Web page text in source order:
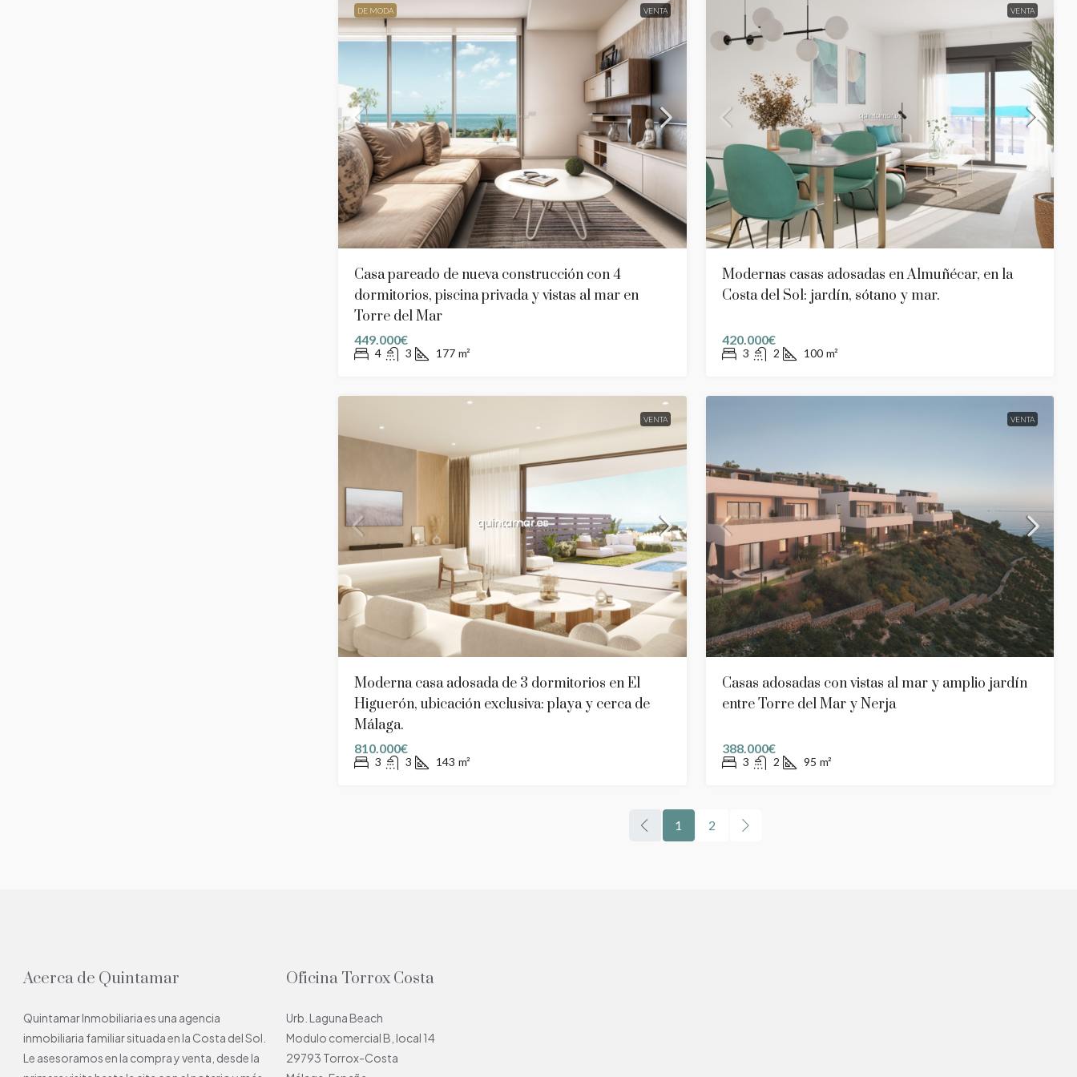
DE MODA VENTA
Casa pareado de nueva construcción con 4
dormitorios, piscina privada y vistas al mar en
Torre del Mar
449.000€
4 3 177 m²
VENTA
Modernas casas adosadas en Almuñécar, en la
Costa del Sol: jardín, sótano y mar.
420.000€
3 2 100 m²
VENTA
Moderna casa adosada de 3 dormitorios en El
Higuerón, ubicación exclusiva: playa y cerca de
Málaga.
810.000€
3 3 143 m²
VENTA
Casas adosadas con vistas al mar y amplio jardín
entre Torre del Mar y Nerja
388.000€
3 2 95 m²
1 2
Acerca de Quintamar
Quintamar Inmobiliaria es una agencia
inmobiliaria familiar situada en la Costa del Sol.
Le asesoramos en la compra y venta, desde la
Oficina Torrox Costa
Urb. Laguna Beach
Modulo comercial B, local 14
29793 Torrox-Costa